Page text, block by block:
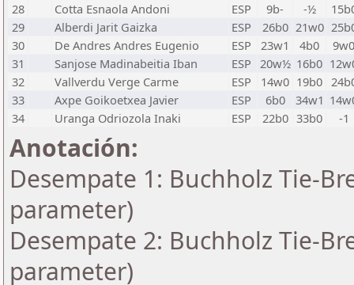
28
Cotta Esnaola Andoni ESP 9b- -½
29
Alberdi Jarit Gaizka ESP 26b0 21w0
30
De Andres Andres Eugenio ESP 23w1 4b0
31
Sanjose Madinabeitia Iban ESP 20w½ 16b0
32
Vallverdu Verge Carme ESP 14w0 19b0
33
Axpe Goikoetxea Javier ESP 6b0 34w1
34
Uranga Odriozola Inaki ESP 22b0 33b0 -1
Anotación:
Desempate 1: Buchholz Tie-
parameter)
Desempate 2: Buchholz Tie-
parameter)